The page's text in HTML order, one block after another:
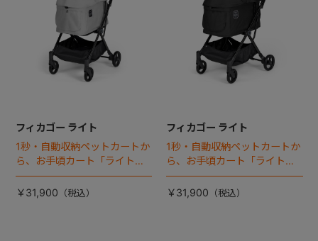
フィカゴー ライト
1秒・自動収納ペットカートか
ら、お手頃カート「ライト」
が登場！
￥31,900
フィカゴー ライト
1秒・自動収納ペットカートか
ら、お手頃カート「ライト」
が登場！
￥31,900